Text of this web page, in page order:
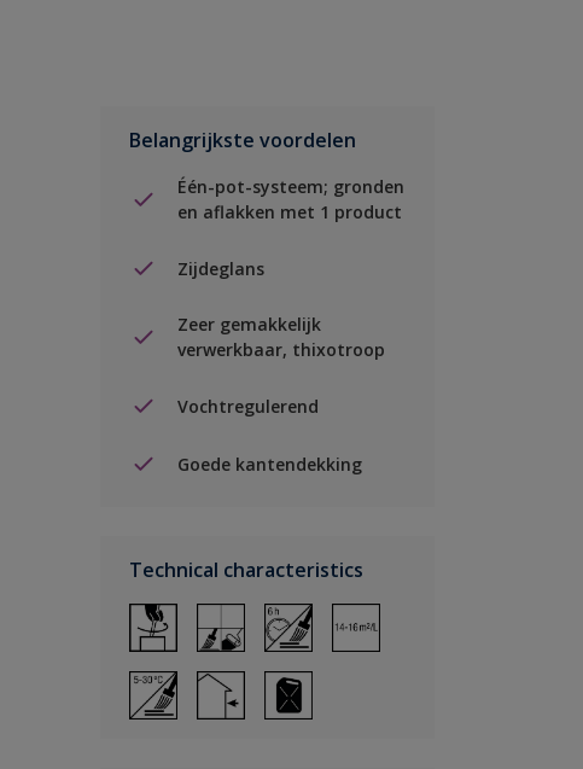
Belangrijkste voordelen
Één-pot-systeem; gronden
en aflakken met 1 product
Zijdeglans
Zeer gemakkelijk
verwerkbaar, thixotroop
Vochtregulerend
Goede kantendekking
Technical characteristics